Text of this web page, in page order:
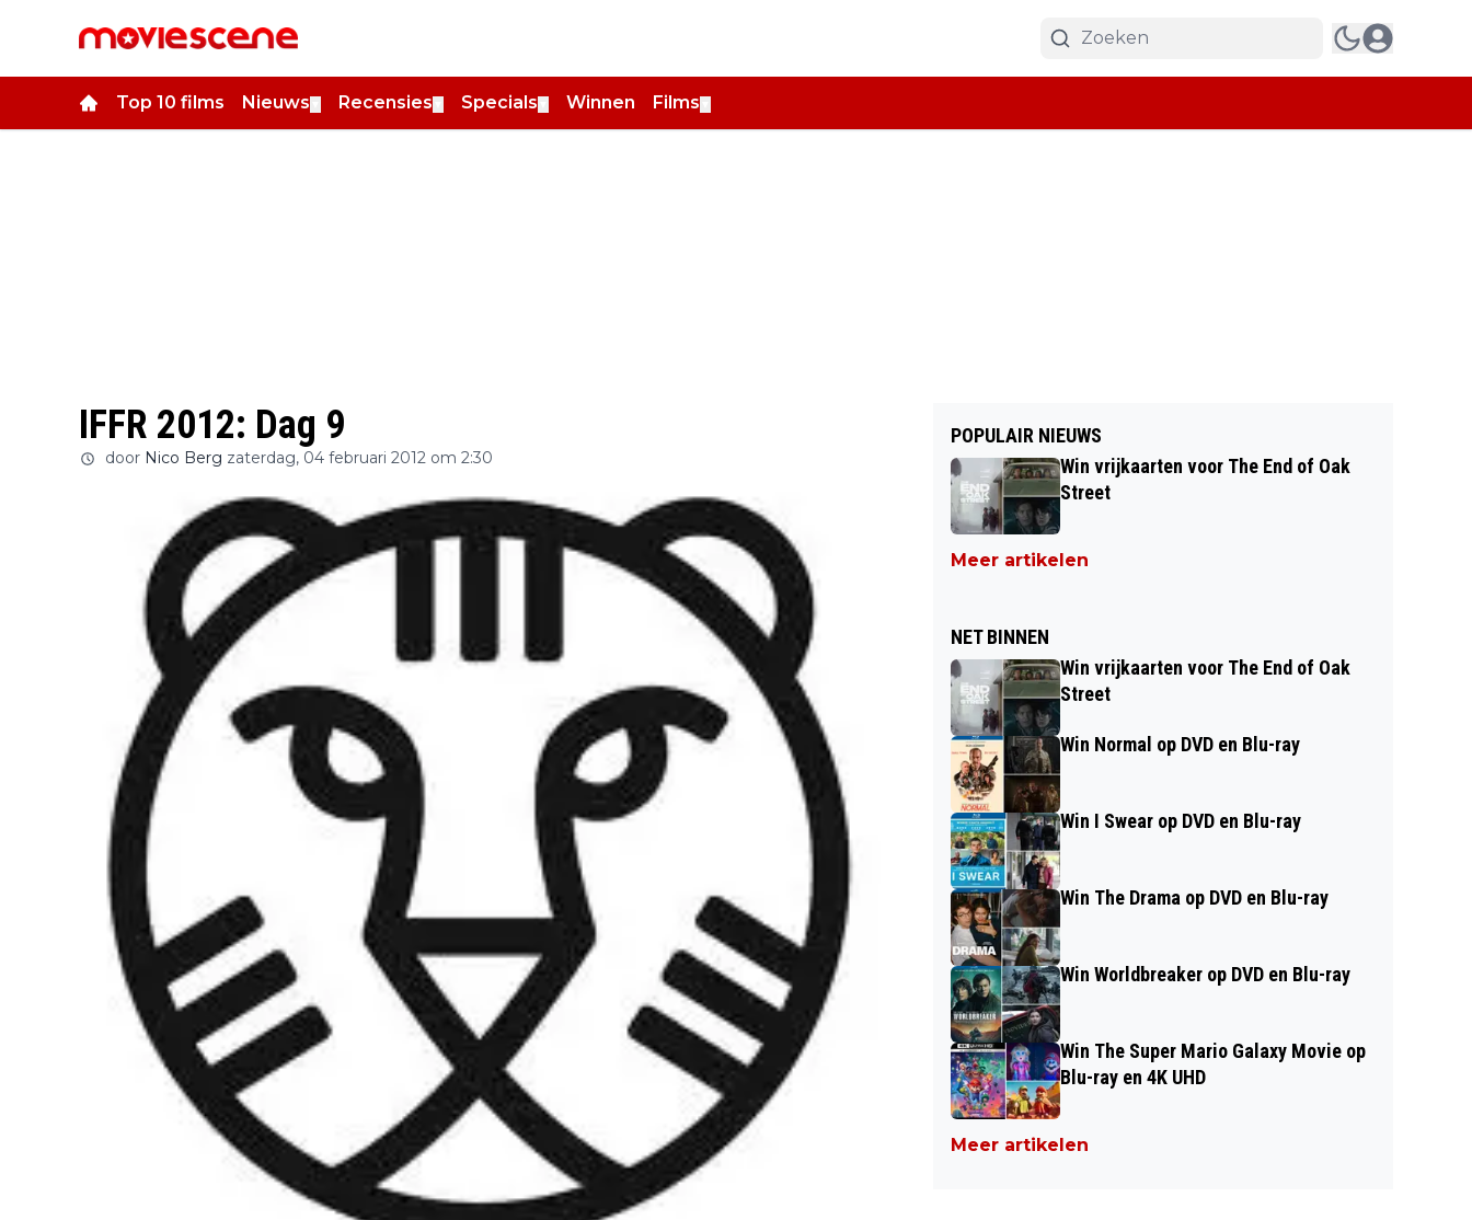
Top 10 films Nieuws Recensies Specials Winnen Films
IFFR 2012: Dag 9
door Nico Berg zaterdag, 04 februari 2012 om 2:30
POPULAIR NIEUWS
Win vrijkaarten voor The End of Oak
Street
Meer artikelen
NET BINNEN
Win vrijkaarten voor The End of Oak
Street
Win Normal op DVD en Blu-ray
Win I Swear op DVD en Blu-ray
Win The Drama op DVD en Blu-ray
Win Worldbreaker op DVD en Blu-ray
Win The Super Mario Galaxy Movie op
Blu-ray en 4K UHD
Meer artikelen